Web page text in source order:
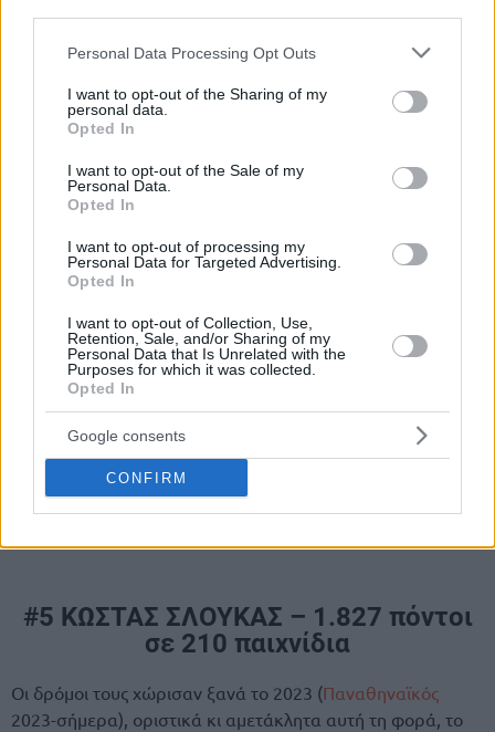
Please note that this website/app uses one or more Google
not limited to your visit or usage behaviour. You may click to
grant or deny consent to Google and its third-party tags to
use your data for below specified purposes in below Google
consent section.
Personal Data Processing Opt Outs
I want to opt-out of the Sharing of my
personal data.
Opted In
I want to opt-out of the Sale of my
Personal Data.
Opted In
I want to opt-out of processing my
Personal Data for Targeted Advertising.
Opted In
I want to opt-out of Collection, Use,
Retention, Sale, and/or Sharing of my
Personal Data that Is Unrelated with the
Purposes for which it was collected.
Opted In
Google consents
CONFIRM
#5 ΚΩΣΤΑΣ ΣΛΟΥΚΑΣ – 1.827 πόντοι
σε 210 παιχνίδια
Οι δρόμοι τους χώρισαν ξανά το 2023 (Παναθηναϊκός
2023-σήμερα), οριστικά κι αμετάκλητα αυτή τη φορά, το